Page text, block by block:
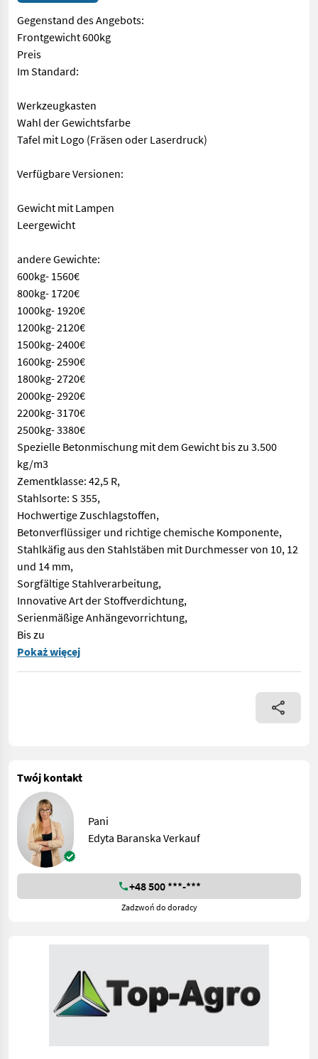
Gegenstand des Angebots:
Frontgewicht 600kg
Preis
Im Standard:
Werkzeugkasten
Wahl der Gewichtsfarbe
Tafel mit Logo (Fräsen oder Laserdruck)
Verfügbare Versionen:
Gewicht mit Lampen
Leergewicht
andere Gewichte:
600kg- 1560€
800kg- 1720€
1000kg- 1920€
1200kg- 2120€
1500kg- 2400€
1600kg- 2590€
1800kg- 2720€
2000kg- 2920€
2200kg- 3170€
2500kg- 3380€
Spezielle Betonmischung mit dem Gewicht bis zu 3.500
kg/m3
Zementklasse: 42,5 R,
Stahlsorte: S 355,
Hochwertige Zuschlagstoffen,
Betonverflüssiger und richtige chemische Komponente,
Stahlkäfig aus den Stahlstäben mit Durchmesser von 10, 12
und 14 mm,
Sorgfältige Stahlverarbeitung,
Innovative Art der Stoffverdichtung,
Serienmäßige Anhängevorrichtung,
Bis zu
Gegenstand des Angebots: Frontgewicht 600kg Preis Im
Pokaż więcej
Twój kontakt
Pani
Edyta Baranska Verkauf
+48 500 ***-***
Zadzwoń do doradcy